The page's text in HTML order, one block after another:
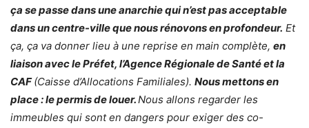
ça se passe dans une anarchie qui n’est pas acceptable
dans un centre-ville que nous rénovons en profondeur. Et
ça, ça va donner lieu à une reprise en main complète, en
liaison avec le Préfet, l’Agence Régionale de Santé et la
CAF(Caisse d’Allocations Familiales). Nous mettons en
place : le permis de louer.Nous allons regarder les
immeubles qui sont en dangers pour exiger des co-